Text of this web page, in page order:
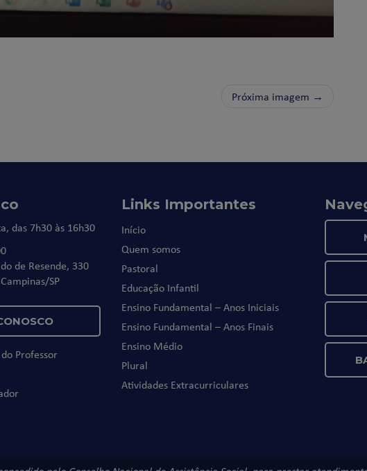
Próxima imagem →
das 7h30 às 16h30
de Resende, 330
SP
Professor
Links Importantes
Início
Quem somos
Pastoral
Educação Infantil
Ensino Fundamental – Anos Iniciais
Ensino Fundamental – Anos Finais
Ensino Médio
Plural
Atividades Extracurriculares